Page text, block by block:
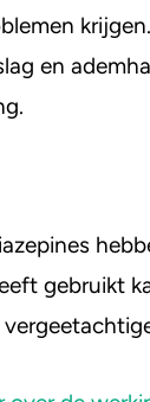
en
gebruikt